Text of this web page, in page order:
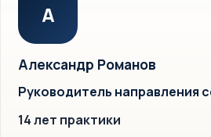
А
Александр Романов
Руководитель направления
14 лет практики